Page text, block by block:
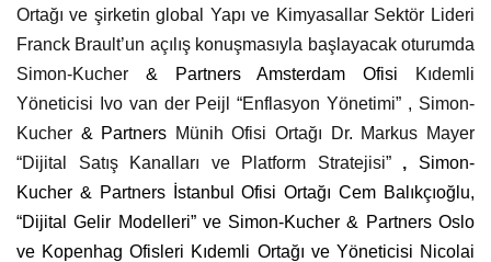
Ortağı ve şirketin global Yapı ve Kimyasallar Sektör Lideri
Franck Brault’un açılış konuşmasıyla başlayacak oturumda
Simon-Kucher & Partners Amsterdam Ofisi Kıdemli
Yöneticisi Ivo van der Peijl “Enflasyon Yönetimi” , Simon-
Kucher & Partners Münih Ofisi Ortağı Dr. Markus Mayer
“Dijital Satış Kanalları ve Platform Stratejisi”, Simon-
Kucher & Partners İstanbul Ofisi Ortağı Cem Balıkçıoğlu,
“Dijital Gelir Modelleri” ve Simon-Kucher & Partners Oslo
ve Kopenhag Ofisleri Kıdemli Ortağı ve Yöneticisi Nicolai